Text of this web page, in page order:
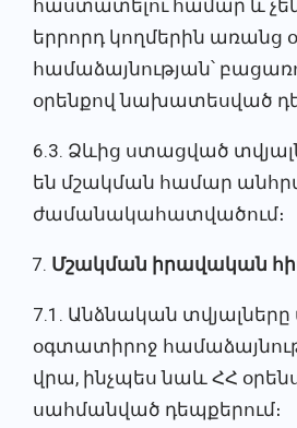
հաստատելու համար և
երրորդ կողմերին առանց
համաձայնության՝
օրենքով նախատեսված
6.3. Ձևից ստացված
են մշակման համար
ժամանակահատվածում։
Մշակման իրավական
7.1. Անձնական տվյալները
օգտատիրոջ
վրա, ինչպես նաև ՀՀ
սահմանված դեպքերում։